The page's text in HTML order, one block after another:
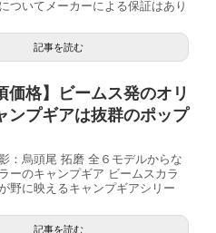
ついてメーカーによる保証はあり
記事を読む
価格】ビームス発のオリ
ンプギアは抜群のポップ
：烏頭尾 拓磨 全６モデルからな
ーのキャンプギア ビームスカラ
野に映えるキャンプギアシリー
記事を読む